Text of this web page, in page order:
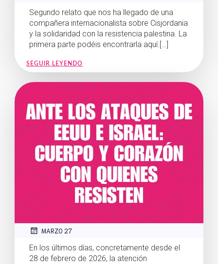
Segundo relato que nos ha llegado de una
compañera internacionalista sobre Cisjordania
y la solidaridad con la resistencia palestina. La
primera parte podéis encontrarla aquí.[…]
SEGUIR LEYENDO
MARZO 27
En los últimos días, concretamente desde el
28 de febrero de 2026, la atención